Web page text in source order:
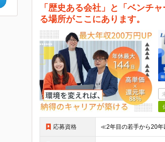
「歴史ある会社」と「ベンチ
る場所がここにあります。
応募資格